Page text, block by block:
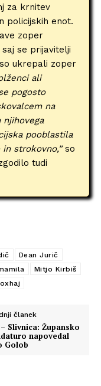
za krnitev
policijskih enot.
zoper
se prijavitelji
ukrepali zoper
ali
pogosto
na
pooblastila
strokovno,”so
tudi
Dean Jurič
Mitjo Kirbiš
članek
Slivnica: Župansko
napovedal
Golob